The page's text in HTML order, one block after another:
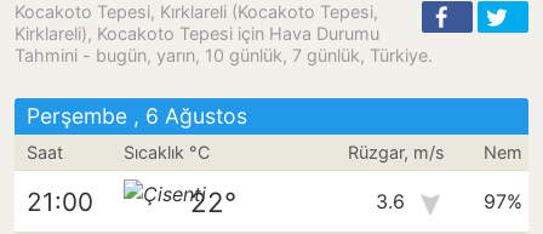
Kocakoto Tepesi, Kırklareli (Kocakoto Tepesi,
Kirklareli), Kocakoto Tepesi için Hava Durumu
Tahmini - bugün, yarın, 10 günlük, 7 günlük, Türkiye.
Perşembe , 6 Ağustos
Saat Sıcaklık °C Rüzgar, m/s Nem
21:00 22° 3.6 97%